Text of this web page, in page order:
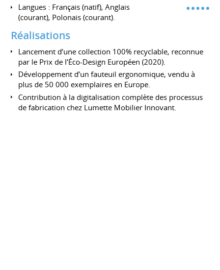
Langues : Français (natif), Anglais
(courant), Polonais (courant).
Réalisations
Lancement d’une collection 100% recyclable, reconnue
par le Prix de l’Éco-Design Européen (2020).
Développement d’un fauteuil ergonomique, vendu à
plus de 50 000 exemplaires en Europe.
Contribution à la digitalisation complète des processus
de fabrication chez Lumette Mobilier Innovant.